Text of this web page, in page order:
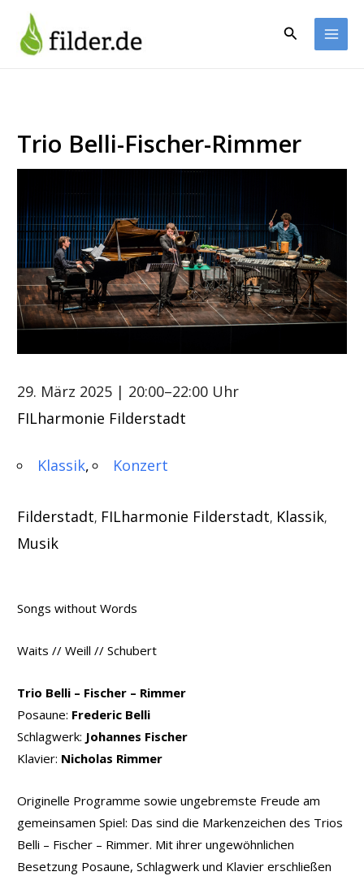
Inhalt
springen
Suchen
Trio Belli-Fischer-Rimmer
29. März 2025 | 20:00–22:00 Uhr
FILharmonie Filderstadt
Klassik Konzert
Filderstadt, FILharmonie Filderstadt, Klassik,
Musik
Songs without Words
Waits // Weill // Schubert
Trio Belli – Fischer – Rimmer
Posaune: Frederic Belli
Schlagwerk: Johannes Fischer
Klavier: Nicholas Rimmer
Originelle Programme sowie ungebremste Freude am
gemeinsamen Spiel: Das sind die Markenzeichen des Trios
Belli – Fischer – Rimmer. Mit ihrer ungewöhnlichen
Besetzung Posaune, Schlagwerk und Klavier erschließen